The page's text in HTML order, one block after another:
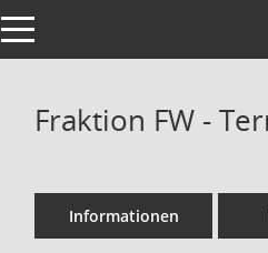
Toggle navigation
Fraktion FW -
Informationen